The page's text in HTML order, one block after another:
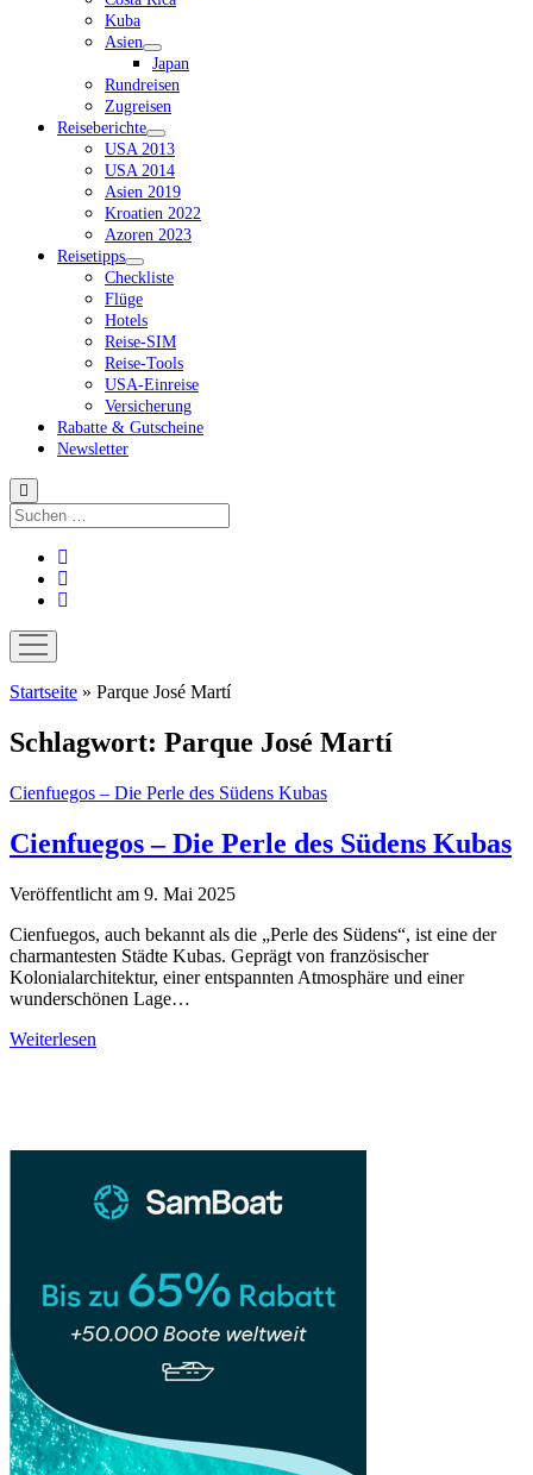
Kuba
Asien
Dropdown-
Menü
öffnen
Japan
Rundreisen
Zugreisen
Reiseberichte
Dropdown-
Menü
öffnen
USA 2013
USA 2014
Asien 2019
Kroatien 2022
Azoren 2023
Reisetipps
Dropdown-
Menü
öffnen
Checkliste
Flüge
Hotels
Reise-SIM
Reise-Tools
USA-Einreise
Versicherung
Rabatte & Gutscheine
Newsletter
Suchen
Menü
öffnen
Startseite » Parque José Martí
Schlagwort: Parque José Martí
Cienfuegos – Die Perle des Südens Kubas
Cienfuegos – Die Perle des Südens Kubas
Veröffentlicht am 9. Mai 2025
Cienfuegos, auch bekannt als die „Perle des Südens“, ist eine der
charmantesten Städte Kubas. Geprägt von französischer
Kolonialarchitektur, einer entspannten Atmosphäre und einer
wunderschönen Lage…
Weiterlesen